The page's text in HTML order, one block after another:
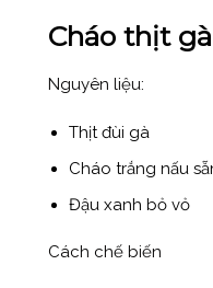
Cháo thịt
Nguyên liệu:
Thịt đùi gà
Cháo trắng nấu
Đậu xanh bỏ vỏ
Cách chế biến